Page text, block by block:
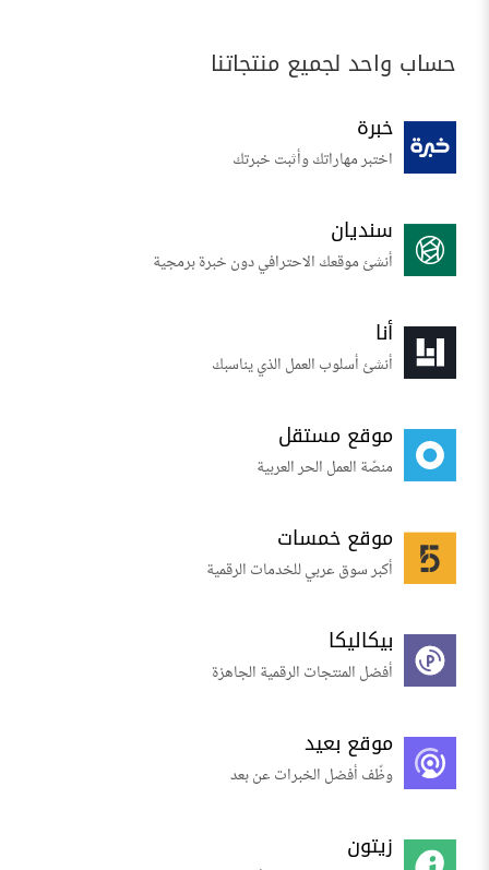
حساب واحد لجميع منتجاتنا
خبرة
اختبر مهاراتك وأثبت خبرتك
سنديان
أنشئ موقعك الاحترافي دون خبرة برمجية
أنا
أنشئ أسلوب العمل الذي يناسبك
موقع مستقل
منصّة العمل الحر العربية
موقع خمسات
أكبر سوق عربي للخدمات الرقمية
بيكاليكا
أفضل المنتجات الرقمية الجاهزة
موقع بعيد
وظّف أفضل الخبرات عن بعد
زيتون